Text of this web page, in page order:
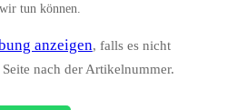
tun können.
anzeigen, falls es nicht
nach der Artikelnummer.